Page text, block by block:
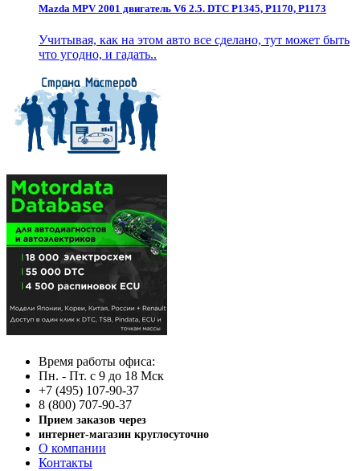
Mazda MPV 2001 двигатель V6 2.5. DTC P1345, P1170, P1173
Учитывая, как на этом авто все сделано, тут может быть
что угодно, и гадать..
Время работы офиса:
Пн. - Пт. с 9 до 18 Мск
+7 (495) 107-90-37
8 (800) 707-90-37
Прием заказов через
интернет-магазин круглосуточно
О компании
Контакты